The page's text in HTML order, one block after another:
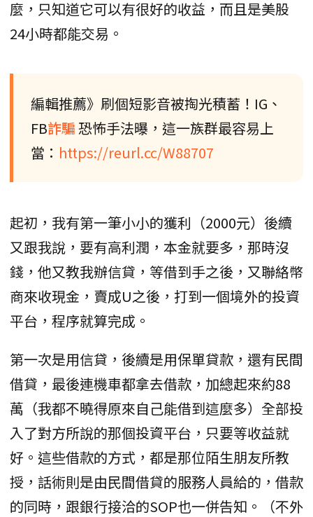
麼，只知道它可以有很好的收益，而且是美股
24小時都能交易。
編輯推薦》刷個短影音被掏光積蓄！IG、
FB詐騙恐怖手法曝，這一族群最容易上
當： https://reurl.cc/W88707
起初，我有第一筆小小的獲利（2000元）後續
又跟我說，要有高利潤，本金就要多，那時沒
錢，他又教我辦信貸，等借到手之後，又聯絡幣
商來收現金，賣成U之後，打到一個境外的投資
平台，程序就算完成。
第一次是用信貸，後續是用保單貸款，還有民間
借貸，最後連機車都拿去借款，加總起來約88
萬（我都不曉得原來自己能借到這麼多）全部投
入了對方所說的那個投資平台，只要等收益就
好。這些借款的方式，都是那位陌生朋友所教
授，話術則是由民間借貸的服務人員給的，借款
的同時，跟銀行接洽的SOP也一併告知。（不外